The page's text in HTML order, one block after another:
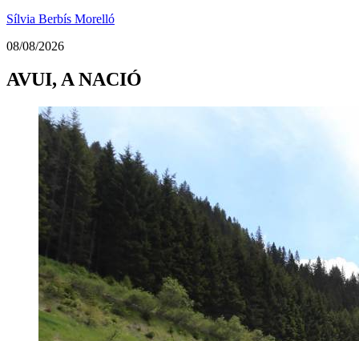
Sílvia Berbís Morelló
08/08/2026
AVUI, A NACIÓ